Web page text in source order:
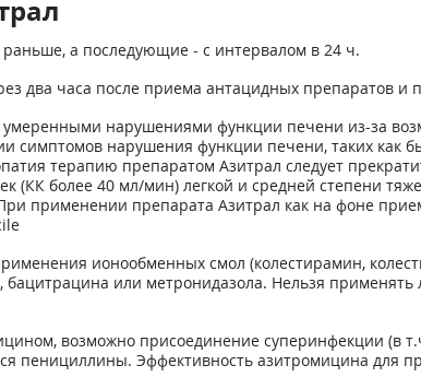
а последующие - с интервалом в 24 ч.
два часа после приема антацидных препаратов и
нарушениями функции печени из-за
симптомов нарушения функции печени, таких как
терапию препаратом Азитрал следует
более 40 мл/мин) легкой и средней степени
применении препарата Азитрал как на фоне
ионообменных смол (колестирамин,
или метронидазола. Нельзя применять
возможно присоединение суперинфекции (в
пенициллины. Эффективность азитромицина для